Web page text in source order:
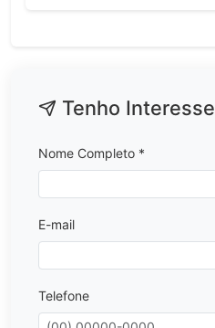
Tenho Interesse
Nome Completo *
E-mail
Telefone